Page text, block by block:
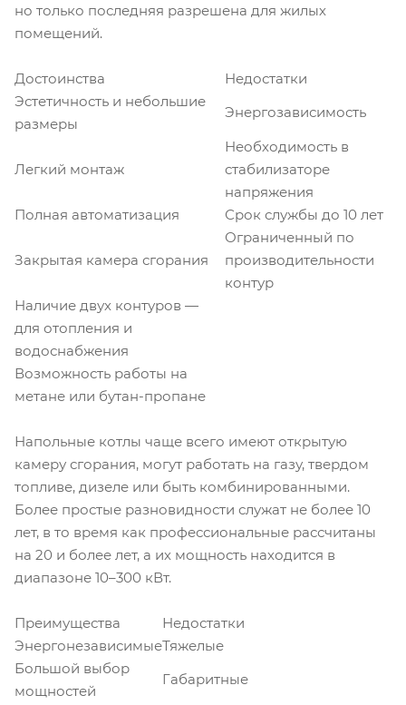
но только последняя разрешена для жилых
помещений.
Достоинства
Недостатки
Эстетичность и небольшие
размеры
Энергозависимость
Легкий монтаж
Необходимость в
стабилизаторе
напряжения
Полная автоматизация
Срок службы до 10 лет
Закрытая камера сгорания
Ограниченный по
производительности
контур
Наличие двух контуров —
для отопления и
водоснабжения
Возможность работы на
метане или бутан-пропане
Напольные котлы чаще всего имеют открытую
камеру сгорания, могут работать на газу, твердом
топливе, дизеле или быть комбинированными.
Более простые разновидности служат не более 10
лет, в то время как профессиональные рассчитаны
на 20 и более лет, а их мощность находится в
диапазоне 10–300 кВт.
Преимущества
Недостатки
ЭнергонезависимыеТяжелые
Большой выбор
мощностей
Габаритные